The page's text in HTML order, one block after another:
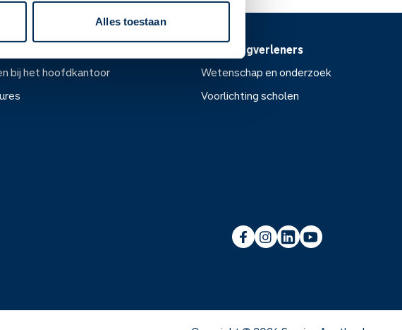
Alles toestaan
bij het hoofdkantoor
Voor zorgverleners
Wetenschap en onderzoek
Voorlichting scholen
Voorlichting scholen